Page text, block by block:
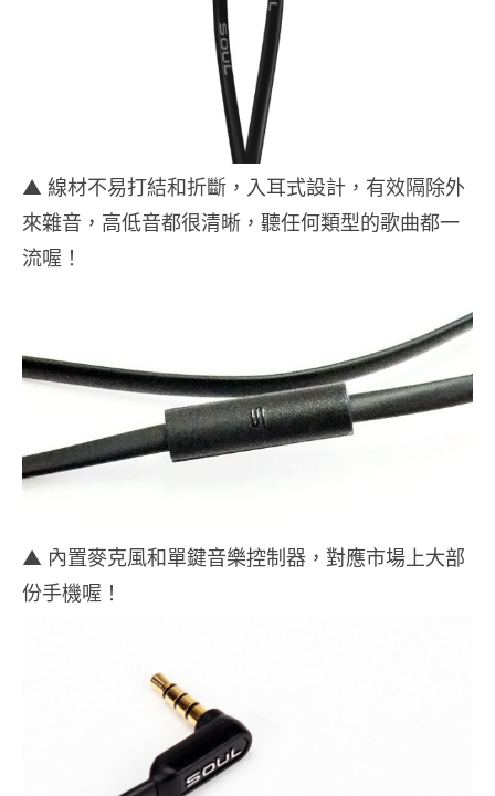
▲ 線材不易打結和折斷，入耳式設計，有效隔除外
來雜音，高低音都很清晰，聽任何類型的歌曲都一
流喔！
▲ 內置麥克風和單鍵音樂控制器，對應市場上大部
份手機喔！